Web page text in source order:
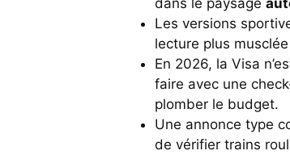
dans le paysage
Les versions
lecture plus
En 2026, la Visa
faire avec une
plomber le budget.
Une annonce type
de vérifier trains